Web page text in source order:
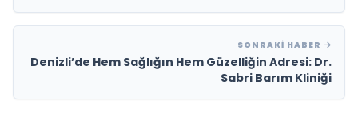
SONRAKI HABER
Denizli’de Hem Sağlığın Hem Güzelliğin Adresi: Dr.
Sabri Barım Kliniği